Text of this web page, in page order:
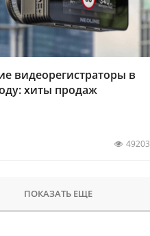
видеорегистраторы в
хиты продаж
49203
ПОКАЗАТЬ ЕЩЕ